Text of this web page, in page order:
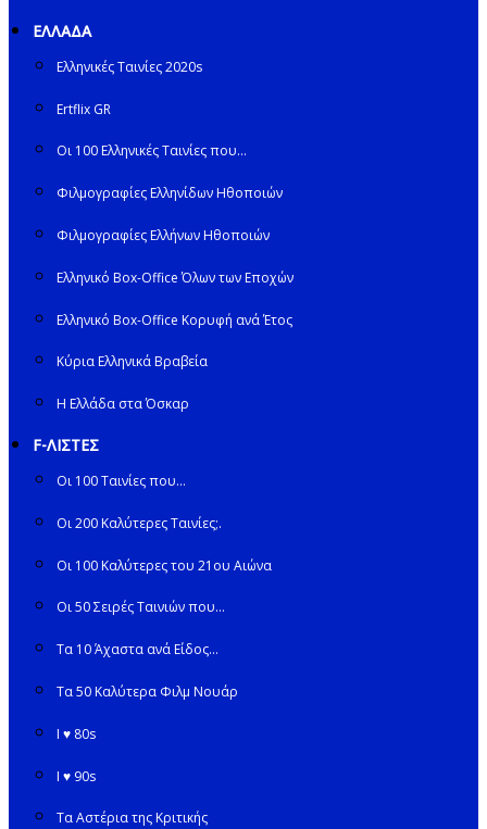
ΕΛΛΑΔΑ
Ελληνικές Ταινίες 2020s
Ertflix GR
Οι 100 Ελληνικές Ταινίες που…
Φιλμογραφίες Ελληνίδων Ηθοποιών
Φιλμογραφίες Ελλήνων Ηθοποιών
Ελληνικό Box-Office Όλων των Εποχών
Ελληνικό Box-Office Κορυφή ανά Έτος
Κύρια Ελληνικά Βραβεία
Η Ελλάδα στα Όσκαρ
F-ΛΙΣΤΕΣ
Οι 100 Ταινίες που…
Οι 200 Καλύτερες Ταινίες;.
Οι 100 Καλύτερες του 21ου Αιώνα
Οι 50 Σειρές Ταινιών που…
Τα 10 Άχαστα ανά Είδος…
Τα 50 Καλύτερα Φιλμ Νουάρ
I ♥ 80s
I ♥ 90s
Τα Αστέρια της Κριτικής